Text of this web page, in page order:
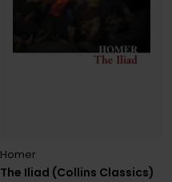
,
The Iliad (Collins Classics)
Homer